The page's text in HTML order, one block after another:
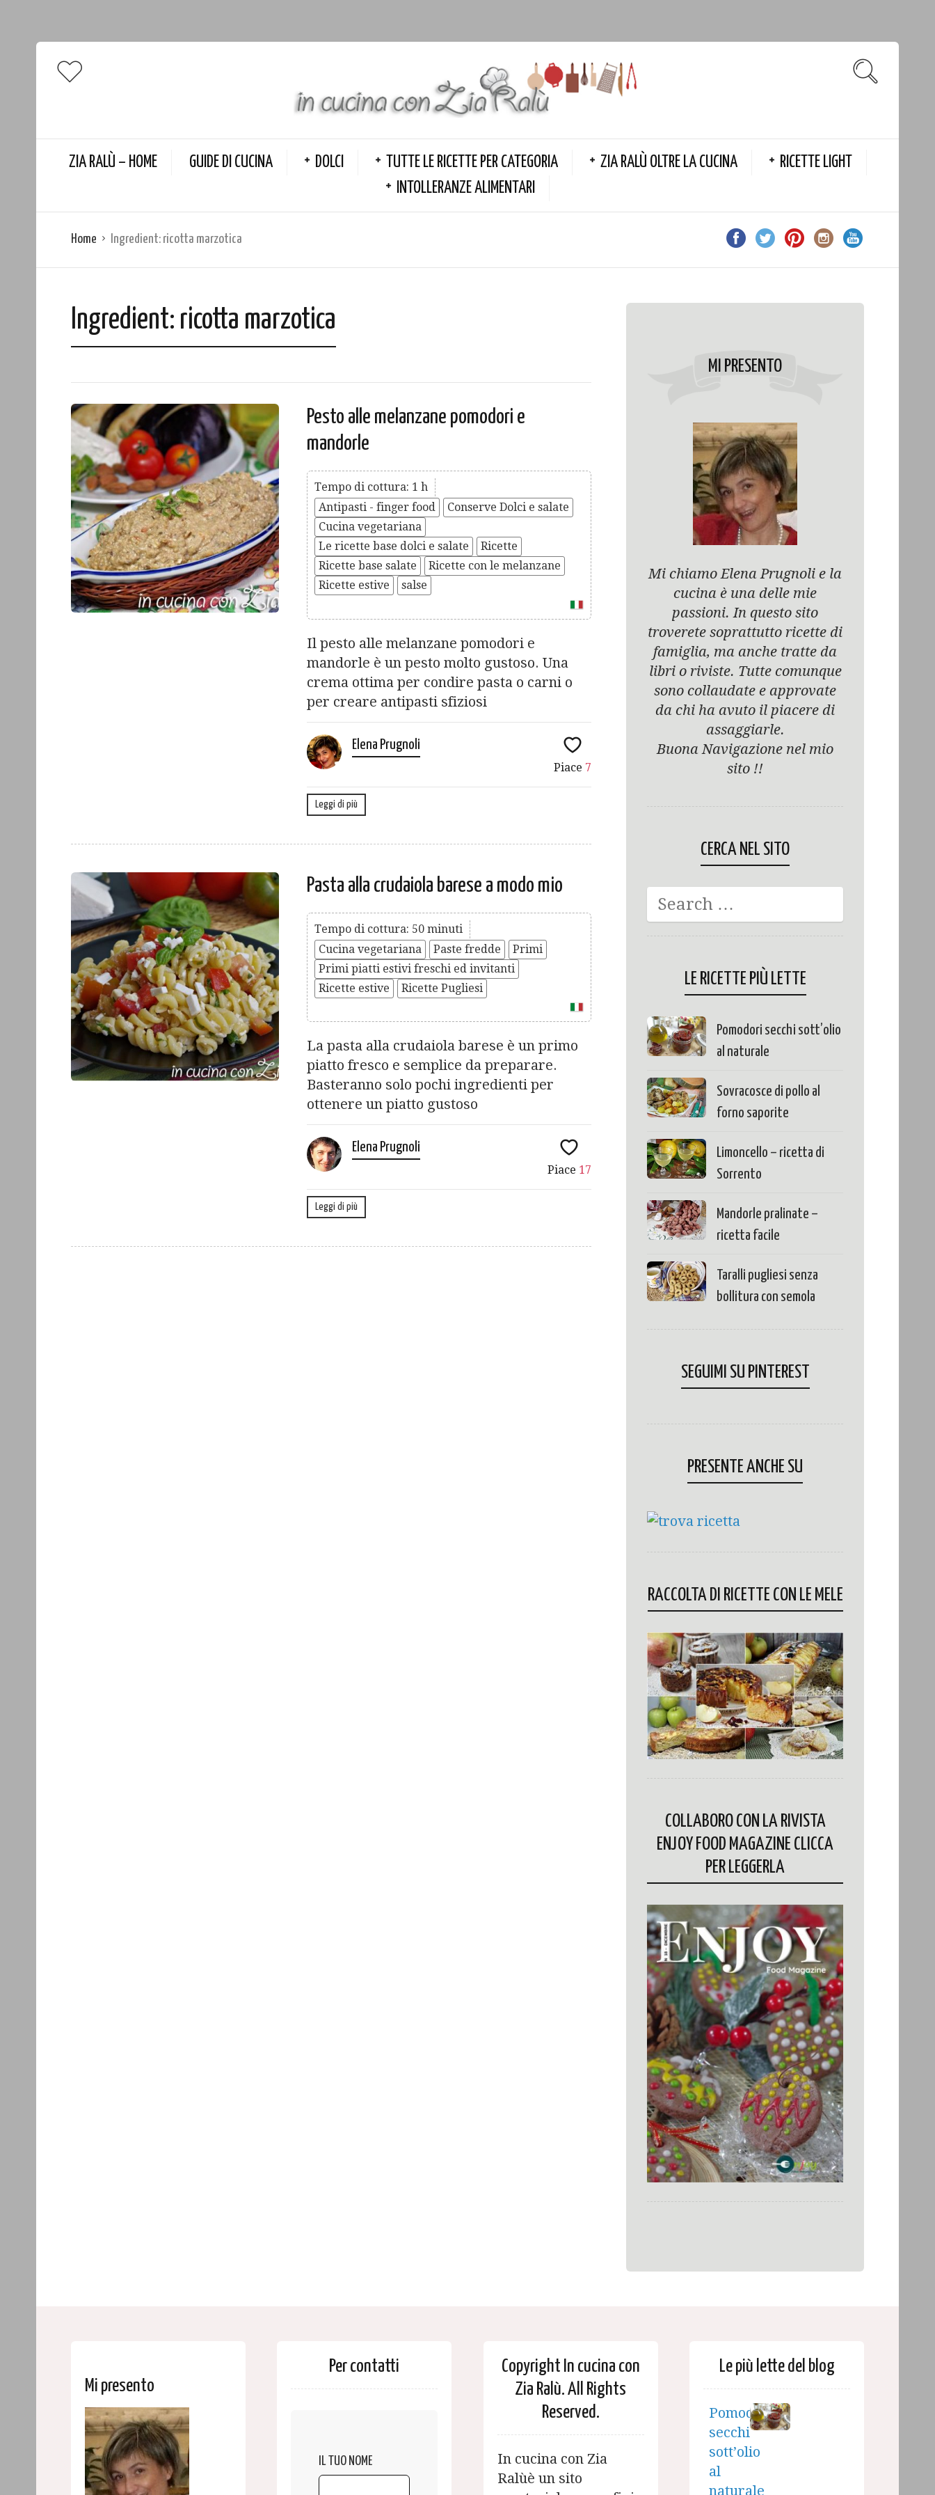
ZIA RALÙ – HOME GUIDE DI CUCINA DOLCI TUTTE LE RICETTE PER CATEGORIA ZIA RALÙ OLTRE LA CUCINA
RICETTE LIGHT
INTOLLERANZE ALIMENTARI
Home Ingredient: ricotta marzotica
Ingredient: ricotta marzotica
Pesto alle melanzane pomodori e
mandorle
Tempo di cottura: 1 h
Antipasti - finger food
Conserve Dolci e salate
Cucina vegetariana
Le ricette base dolci e salate
Ricette
Ricette base salate
Ricette con le melanzane
Ricette estive
salse
Il pesto alle melanzane pomodori e
mandorle è un pesto molto gustoso. Una
crema ottima per condire pasta o carni o
per creare antipasti sfiziosi
Elena Prugnoli
Piace 7
Leggi di più
Pasta alla crudaiola barese a modo mio
Tempo di cottura: 50 minuti
Cucina vegetariana
Paste fredde
Primi
Primi piatti estivi freschi ed invitanti
Ricette estive
Ricette Pugliesi
La pasta alla crudaiola barese è un primo
piatto fresco e semplice da preparare.
Basteranno solo pochi ingredienti per
ottenere un piatto gustoso
Elena Prugnoli
Piace 17
Leggi di più
MI PRESENTO
Mi chiamo Elena Prugnoli e la
cucina è una delle mie
passioni. In questo sito
troverete soprattutto ricette di
famiglia, ma anche tratte da
libri o riviste. Tutte comunque
sono collaudate e approvate
da chi ha avuto il piacere di
assaggiarle.
Buona Navigazione nel mio
sito !!
CERCA NEL SITO
LE RICETTE PIÙ LETTE
Pomodori secchi sott’olio
al naturale
Sovracosce di pollo al
forno saporite
Limoncello – ricetta di
Sorrento
Mandorle pralinate –
ricetta facile
Taralli pugliesi senza
bollitura con semola
SEGUIMI SU PINTEREST
PRESENTE ANCHE SU
RACCOLTA DI RICETTE CON LE MELE
COLLABORO CON LA RIVISTA
ENJOY FOOD MAGAZINE CLICCA
PER LEGGERLA
Mi presento
Per contatti
IL TUO NOME
Copyright In cucina con
Zia Ralù. All Rights
Reserved.
In cucina con Zia
Ralùè un sito
Le più lette del blog
Pomodori
secchi
sott’olio
al
naturale